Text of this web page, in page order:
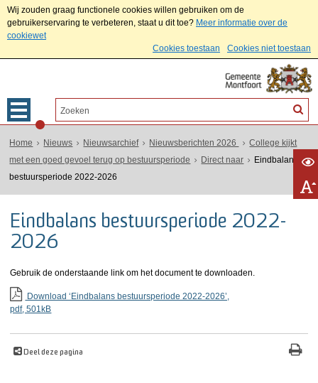
Wij zouden graag functionele cookies willen gebruiken om de
gebruikerservaring te verbeteren, staat u dit toe? Meer informatie over de
cookiewet
Cookies toestaan
Cookies niet toestaan
Home Nieuws Nieuwsarchief Nieuwsberichten 2026
College kijkt
met een goed gevoel terug op bestuursperiode
Direct naar
Eindbalans
bestuursperiode 2022-2026
Eindbalans bestuursperiode 2022-
2026
Gebruik de onderstaande link om het document te downloaden.
Download ‘Eindbalans bestuursperiode 2022-2026’,
pdf, 501kB
Deel deze pagina